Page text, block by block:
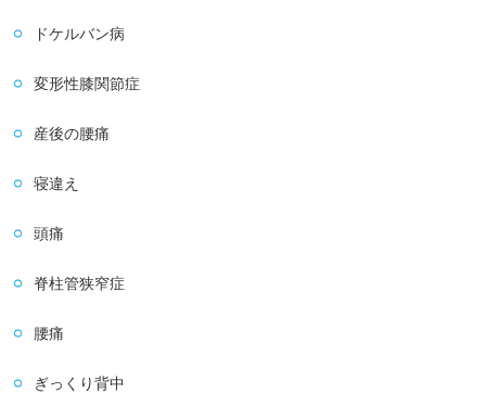
ドケルバン病
変形性膝関節症
産後の腰痛
寝違え
頭痛
脊柱管狭窄症
腰痛
ぎっくり背中